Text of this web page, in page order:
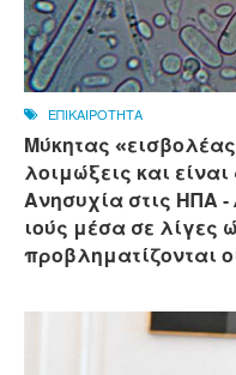
ΕΠΙΚΑΙΡΟΤΗΤΑ
Μύκητας
λοιμώξεις και
Ανησυχία στις ΗΠΑ
ιούς μέσα σε λίγες
προβληματίζονται